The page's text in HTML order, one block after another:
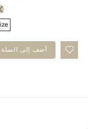
أضف إلى السلة